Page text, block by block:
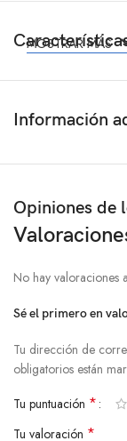
MOSTRAR MÁS
Información
Opiniones de
No hay valoraciones
Sé el primero en
Tu dirección de
obligatorios están
Tu puntuación *
Tu valoración *